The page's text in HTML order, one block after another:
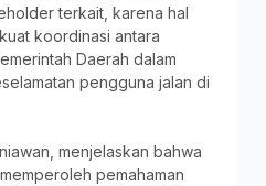
terkait, karena hal
koordinasi antara
Daerah dalam
pengguna jalan di
menjelaskan bahwa
pemahaman